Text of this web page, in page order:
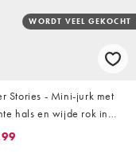
WORDT VEEL GEKOCHT
Stories - Mini-jurk met
hals en wijde rok in